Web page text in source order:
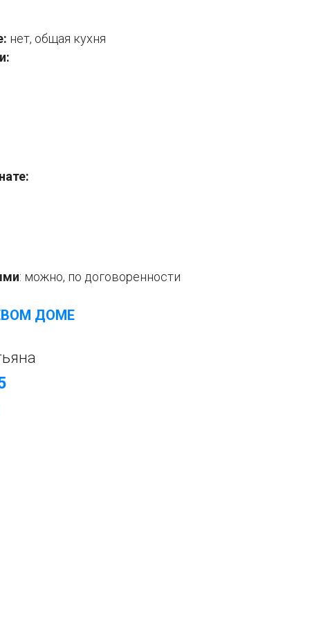
нет, общая кухня
: можно, по договоренности
ДОМЕ